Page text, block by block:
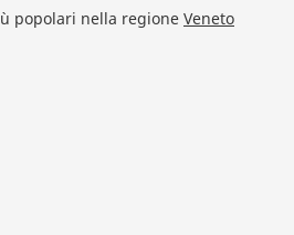
popolari nella regione Veneto